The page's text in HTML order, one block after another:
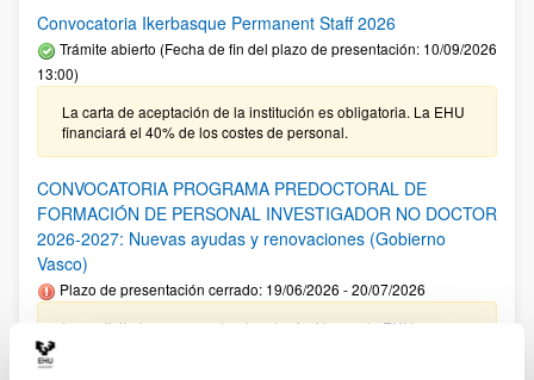
Convocatoria Ikerbasque Permanent Staff 2026
Trámite abierto (Fecha de fin del plazo de presentación: 10/09/2026
13:00)
La carta de aceptación de la institución es obligatoria. La EHU
financiará el 40% de los costes de personal.
CONVOCATORIA PROGRAMA PREDOCTORAL DE
FORMACIÓN DE PERSONAL INVESTIGADOR NO DOCTOR
2026-2027: Nuevas ayudas y renovaciones (Gobierno
Vasco)
Plazo de presentación cerrado: 19/06/2026 - 20/07/2026
Las solicitudes cuyo centro de adscripción sea la EHU no